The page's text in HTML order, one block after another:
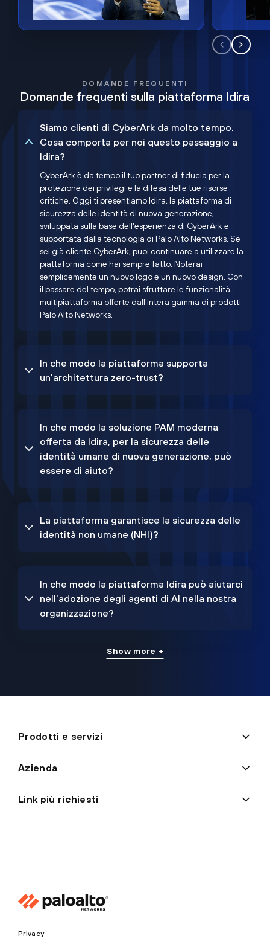
DOMANDE FREQUENTI
Domande frequenti sulla piattaforma Idira
Siamo clienti di CyberArk da molto tempo.
Cosa comporta per noi questo passaggio a
Idira?
CyberArk è da tempo il tuo partner di fiducia per la
protezione dei privilegi e la difesa delle tue risorse
critiche. Oggi ti presentiamo Idira, la piattaforma di
sicurezza delle identità di nuova generazione,
sviluppata sulla base dell'esperienza di CyberArk e
supportata dalla tecnologia di Palo Alto Networks. Se
sei già cliente CyberArk, puoi continuare a utilizzare la
piattaforma come hai sempre fatto. Noterai
semplicemente un nuovo logo e un nuovo design. Con
il passare del tempo, potrai sfruttare le funzionalità
multipiattaforma offerte dall'intera gamma di prodotti
Palo Alto Networks.
In che modo la piattaforma supporta
un'architettura zero-trust?
In che modo la soluzione PAM moderna
offerta da Idira, per la sicurezza delle
identità umane di nuova generazione, può
essere di aiuto?
La piattaforma garantisce la sicurezza delle
identità non umane (NHI)?
In che modo la piattaforma Idira può aiutarci
nell'adozione degli agenti di AI nella nostra
organizzazione?
Show more +
Prodotti e servizi
Azienda
Link più richiesti
Privacy